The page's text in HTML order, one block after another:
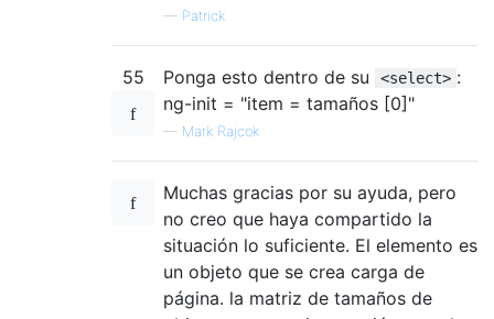
— Patrick
55 Ponga esto dentro de su <select> :
ng-init = "item = tamaños [0]"
— Mark Rajcok
Muchas gracias por su ayuda, pero
no creo que haya compartido la
situación lo suficiente. El elemento es
un objeto que se crea carga de
página. la matriz de tamaños de